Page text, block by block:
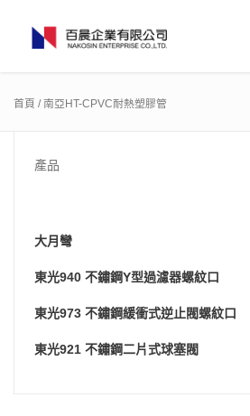
首頁 / 南亞HT-CPVC耐熱塑膠管
產品
大月彎
東光940 不鏽鋼Y型過濾器螺紋口
東光973 不鏽鋼緩衝式逆止閥螺紋口
東光921 不鏽鋼二片式球塞閥